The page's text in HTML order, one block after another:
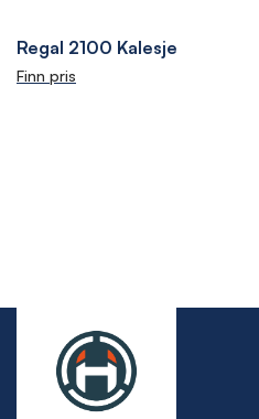
Regal 2100 Kalesje
Finn pris